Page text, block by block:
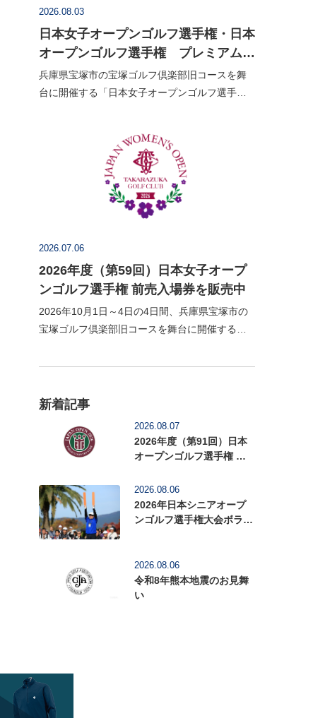
2026.08.03
日本女子オープンゴルフ選手権・日本
オープンゴルフ選手権 プレミアムチ
ケット販売を開始
兵庫県宝塚市の宝塚ゴルフ倶楽部旧コースを舞
台に開催する「日本女子オープンゴルフ選手
権」のプレミアムチケットの販売を開…
2026.07.06
2026年度（第59回）日本女子オープ
ンゴルフ選手権 前売入場券を販売中
2026年10月1日～4日の4日間、兵庫県宝塚市の
宝塚ゴルフ倶楽部旧コースを舞台に開催する
選手権」の前売入場券の販売を開始いたしまし
新着記事
2026.08.07
2026年度（第91回）日本
オープンゴルフ選手権 前
2026.08.06
2026年日本シニアオープ
ンゴルフ選手権大会ボラン
2026.08.06
令和8年熊本地震のお見舞
い